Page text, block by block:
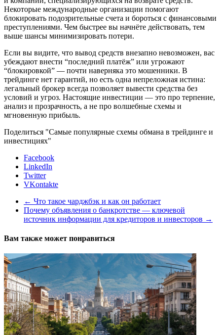
Некоторые международные организации помогают
блокировать подозрительные счета и бороться с финансовыми
преступлениями. Чем быстрее вы начнёте действовать, тем
выше шансы минимизировать потери.
Если вы видите, что вывод средств внезапно невозможен, вас
убеждают внести “последний платёж” или угрожают
“блокировкой” — почти наверняка это мошенники. В
трейдинге нет гарантий, но есть одна непреложная истина:
легальный брокер всегда позволяет вывести средства без
условий и угроз. Настоящие инвестиции — это про терпение,
анализ и прозрачность, а не про волшебные схемы и
мгновенную прибыль.
Поделиться "Самые популярные схемы обмана в трейдинге и
инвестициях"
Facebook
LinkedIn
Twitter
VKontakte
← Что такое чарджбэк и как он работает
Почему объявления о банкротстве — ключевой
источник информации для кредиторов и инвесторов →
Вам также может понравиться